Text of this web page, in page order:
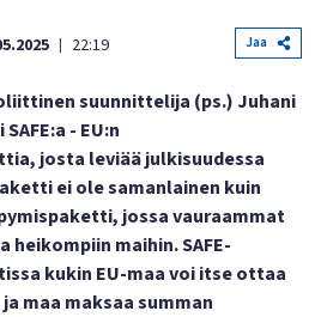
| 22:19 Jaa
suunnittelija (ps.) Juhani
- EU:n
josta leviää julkisuudessa
ei ole samanlainen kuin
jossa vauraammat
heikompiin maihin. SAFE-
kukin EU-maa voi itse ottaa
maa maksaa summan